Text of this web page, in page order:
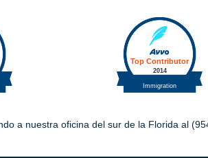
a nuestra oficina del sur de la Florida al